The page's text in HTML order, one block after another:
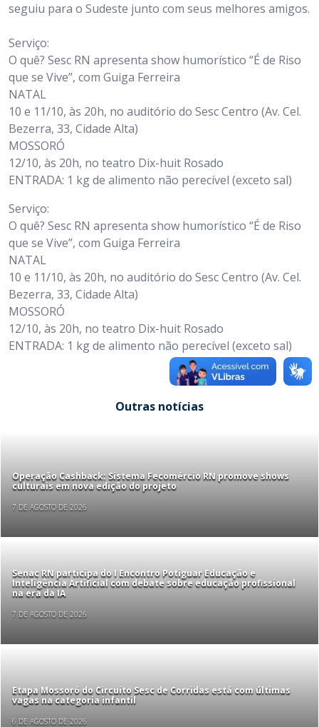
seguiu para o Sudeste junto com seus melhores amigos.
Serviço:
O quê? Sesc RN apresenta show humorístico “É de Riso
que se Vive”, com Guiga Ferreira
NATAL
10 e 11/10, às 20h, no auditório do Sesc Centro (Av. Cel.
Bezerra, 33, Cidade Alta)
MOSSORÓ
12/10, às 20h, no teatro Dix-huit Rosado
ENTRADA: 1 kg de alimento não perecível (exceto sal)​
Serviço:
O quê? Sesc RN apresenta show humorístico “É de Riso
que se Vive”, com Guiga Ferreira
NATAL
10 e 11/10, às 20h, no auditório do Sesc Centro (Av. Cel.
Bezerra, 33, Cidade Alta)
MOSSORÓ
12/10, às 20h, no teatro Dix-huit Rosado
ENTRADA: 1 kg de alimento não perecível (exceto sal)​
Outras notícias
Operação Cashback: Sistema Fecomércio RN promove shows
culturais em nova edição do projeto
7 DE AGOSTO DE 2026
Senac RN participa do I Encontro Potiguar Educação e
Inteligência Artificial com debate sobre educação profissional
na era da IA
7 DE AGOSTO DE 2026
Etapa Mossoró do Circuito Sesc de Corridas está com últimas
vagas na categoria infantil
6 DE AGOSTO DE 2026